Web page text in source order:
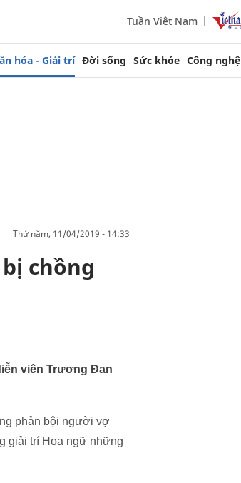
Tuần Việt Nam
hóa - Giải trí Đời sống Sức khỏe Công nghệ
thứ năm, 11/04/2019 - 14:33
chồng
viên Trương Đan
phản bội người vợ
giải trí Hoa ngữ những